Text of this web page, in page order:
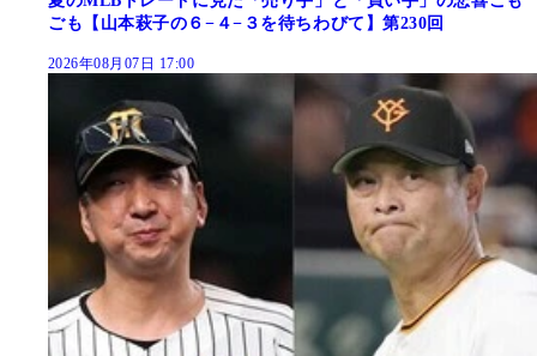
ごも【山本萩子の６−４−３を待ちわびて】第230回
2026年08月07日 17:00